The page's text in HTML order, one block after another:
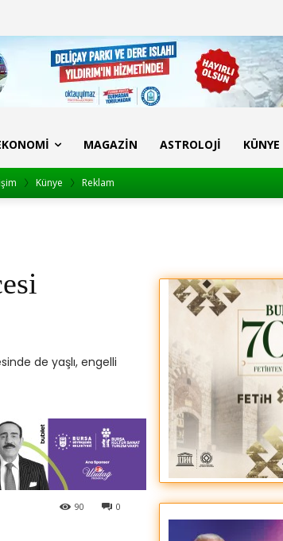
MAGAZIN ASTROLOJI KÜNYE
Künye Reklam
de yaşlı, engelli
0
90